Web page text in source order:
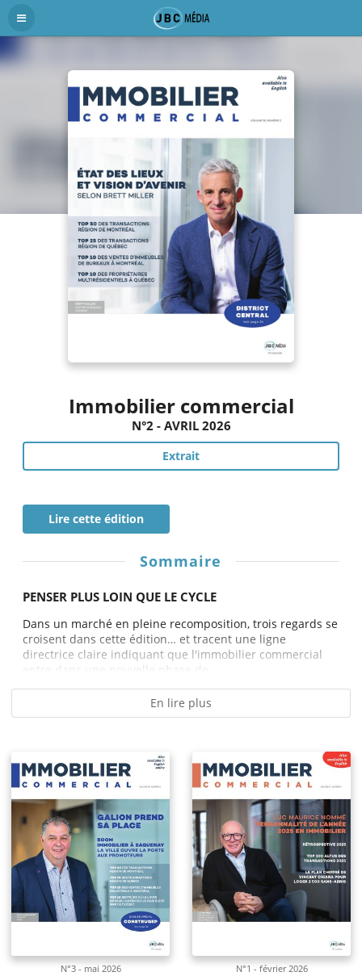
Immobilier commercial
N°2 - AVRIL 2026
Extrait
Lire cette édition
Sommaire
PENSER PLUS LOIN QUE LE CYCLE
Dans un marché en pleine recomposition, trois regards se
croisent dans cette édition… et tracent une ligne
directrice claire indiquant que l'immobilier commercial
entre dans une nouvelle phase de...
En lire plus
N°3 - mai 2026 N°1 - février 2026